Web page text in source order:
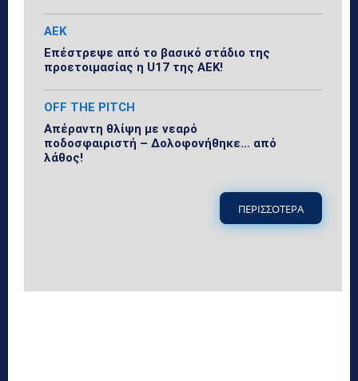
ΑΕΚ
Επέστρεψε από το βασικό στάδιο της
προετοιμασίας η U17 της ΑΕΚ!
OFF THE PITCH
Απέραντη θλίψη με νεαρό
ποδοσφαιριστή – Δολοφονήθηκε… από
λάθος!
ΠΕΡΙΣΣΟΤΕΡΑ